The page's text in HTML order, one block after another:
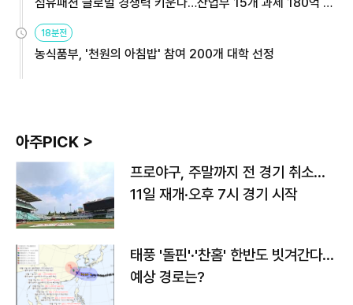
원
18분전
농식품부, '천원의 아침밥' 참여 200개 대학 선정
아주PICK >
프로야구, 주말까지 전 경기 취소…
11일 재개·오후 7시 경기 시작
태풍 '돌핀'·'찬홈' 한반도 빗겨간다…
예상 경로는?